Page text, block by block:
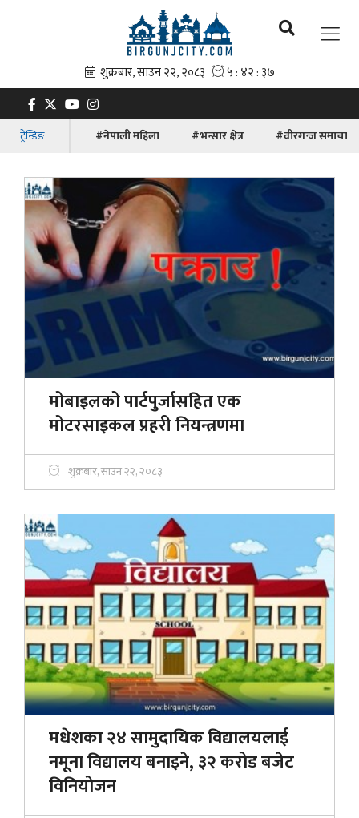
ट्रेन्डिङ #नेपाली महिला #भन्सार क्षेत्र #वीरगन्ज समाचार
मोबाइलको पार्टपुर्जासहित एक
मोटरसाइकल प्रहरी नियन्त्रणमा
शुक्रबार, साउन २२, २०८३
मधेशका २४ सामुदायिक विद्यालयलाई
नमूना विद्यालय बनाइने, ३२ करोड बजेट
विनियोजन